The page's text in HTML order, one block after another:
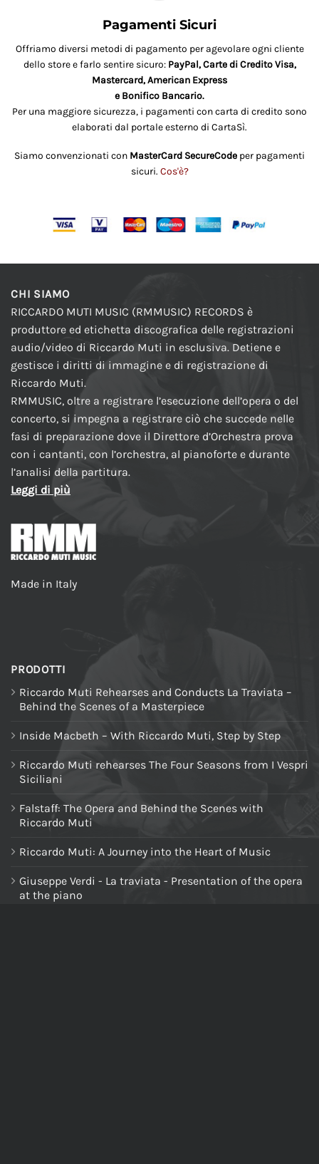
Pagamenti Sicuri
Offriamo diversi metodi di pagamento per agevolare ogni cliente
dello store e farlo sentire sicuro: PayPal, Carte di Credito Visa,
Mastercard, American Express
e Bonifico Bancario.
Per una maggiore sicurezza, i pagamenti con carta di credito sono
elaborati dal portale esterno di CartaSì.
Siamo convenzionati con MasterCard SecureCode per pagamenti
sicuri. Cos'è?
CHI SIAMO
RICCARDO MUTI MUSIC (RMMUSIC) RECORDS è
produttore ed etichetta discografica delle registrazioni
audio/video di Riccardo Muti in esclusiva. Detiene e
gestisce i diritti di immagine e di registrazione di
Riccardo Muti.
RMMUSIC, oltre a registrare l’esecuzione dell’opera o del
concerto, si impegna a registrare ciò che succede nelle
fasi di preparazione dove il Direttore d’Orchestra prova
con i cantanti, con l’orchestra, al pianoforte e durante
l’analisi della partitura.
Leggi di più
Made in Italy
PRODOTTI
Riccardo Muti Rehearses and Conducts La Traviata –
Behind the Scenes of a Masterpiece
Inside Macbeth – With Riccardo Muti, Step by Step
Riccardo Muti rehearses The Four Seasons from I Vespri
Siciliani
Falstaff: The Opera and Behind the Scenes with
Riccardo Muti
Riccardo Muti: A Journey into the Heart of Music
Giuseppe Verdi - La traviata - Presentation of the opera
at the piano